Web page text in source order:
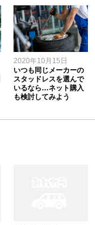
2020年10月15日
いつも同じメーカーの
スタッドレスを選んで
いるなら…ネット購入
も検討してみよう